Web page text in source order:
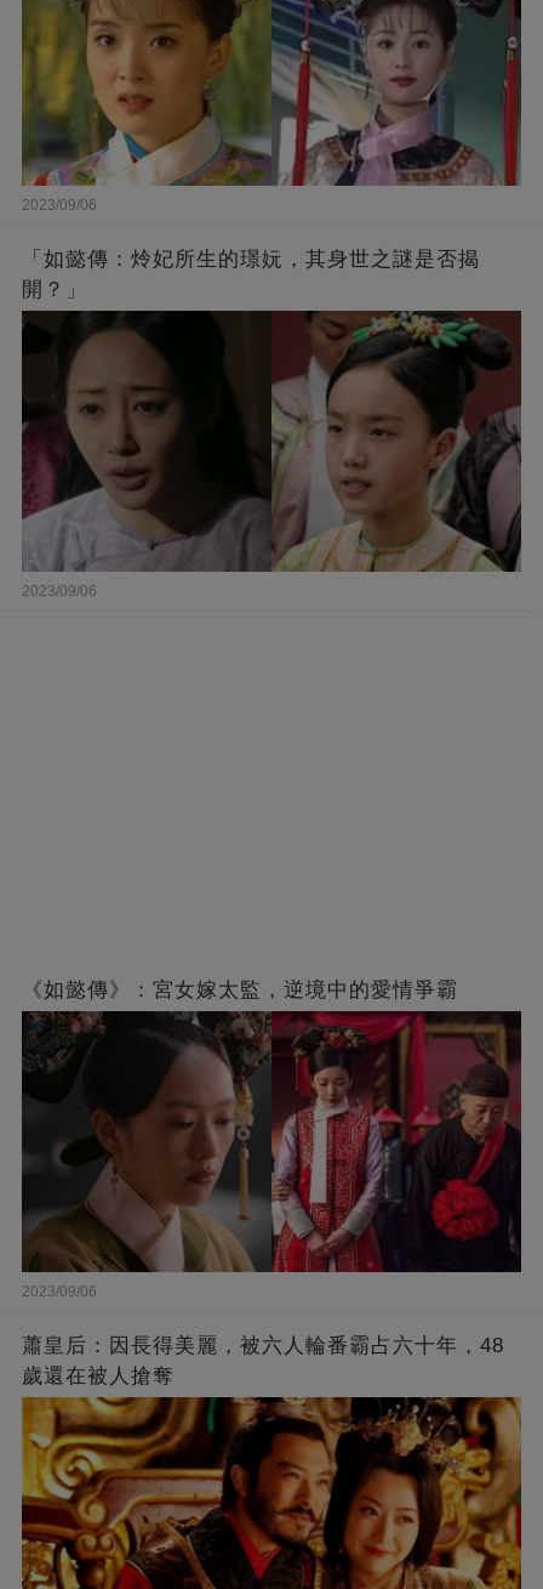
2023/09/06
「如懿傳：炩妃所生的璟妧，其身世之謎是否揭
開？」
2023/09/06
《如懿傳》：宮女嫁太監，逆境中的愛情爭霸
2023/09/06
蕭皇后：因長得美麗，被六人輪番霸占六十年，48
歲還在被人搶奪